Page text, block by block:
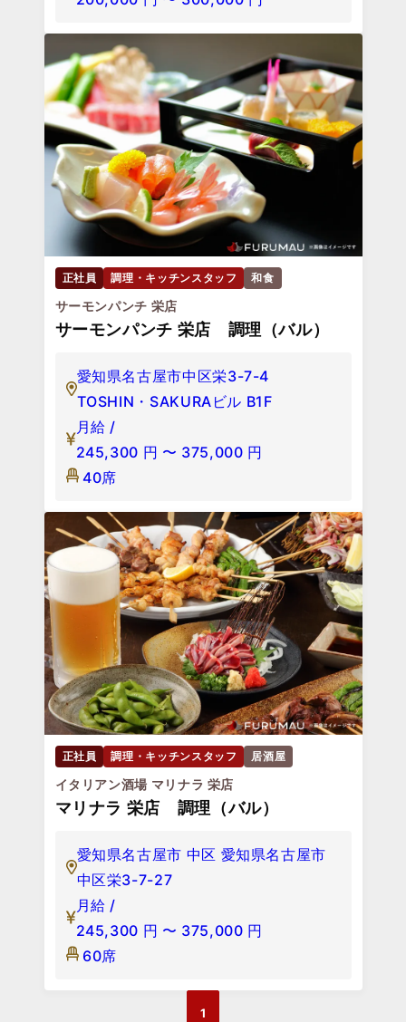
正社員 調理・キッチンスタッフ 和食
サーモンパンチ 栄店
サーモンパンチ 栄店 調理（バル）
愛知県名古屋市中区栄3-7-4
TOSHIN・SAKURAビル B1F
月給 /
245,300 円 〜 375,000 円
40席
正社員 調理・キッチンスタッフ 居酒屋
イタリアン酒場 マリナラ 栄店
マリナラ 栄店 調理（バル）
愛知県名古屋市 中区 愛知県名古屋市
中区栄3-7-27
月給 /
245,300 円 〜 375,000 円
60席
1